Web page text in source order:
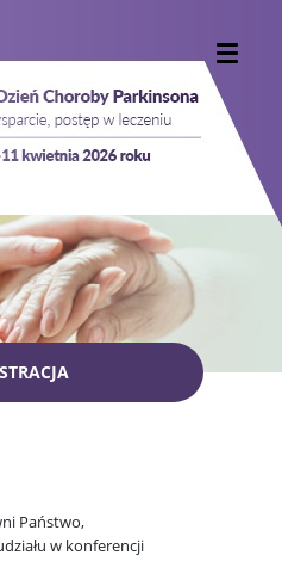
Państwo,
w konferencji